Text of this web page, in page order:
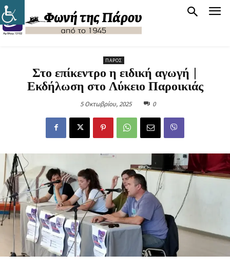
ΠΆΡΟΣ
Στο επίκεντρο η ειδική αγωγή |
Εκδήλωση στο Λύκειο Παροικιάς
5 Οκτωβρίου, 2025 0